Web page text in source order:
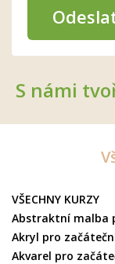
S námi
VŠECHNY KURZY
Abstraktní malba
Akryl pro
Akvarel pro